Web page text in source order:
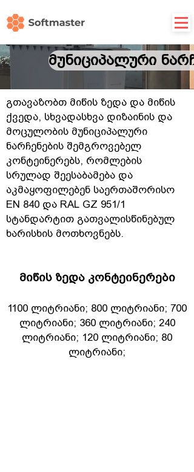
მუნიციპალური
გთავაზობთ მიწის ზედა და მიწის
ქვედა, სხვადასხვა დიზაინის და
მოცულობის მუნიციპალური
ნარჩენების შემგროვებელ
კონტეინერებს, რომლების
სრულად შეესაბამება და
აკმაყოფილებენ საერთაშორისო
EN 840 და RAL GZ 951/1
სტანდარტით გათვალისწინებულ
ხარისხის მოთხოვნებს.
მიწის ზედა კონტეინერები
1100 ლიტრიანი; 800 ლიტრიანი; 700
ლიტრიანი; 360 ლიტრიანი; 240
ლიტრიანი; 120 ლიტრიანი; 80
ლიტრიანი;